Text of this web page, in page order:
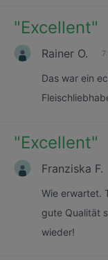
"Excellent"
Rainer O.
Das war ein
"Excellent"
Franziska F.
Wie erwartet.
gute Qualität
wieder!